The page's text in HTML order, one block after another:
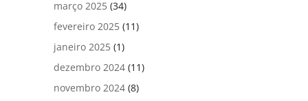
março 2025 (34)
fevereiro 2025 (11)
janeiro 2025 (1)
dezembro 2024 (11)
novembro 2024 (8)